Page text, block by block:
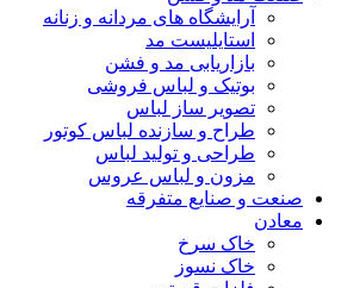
آرایشگاه های مردانه و زنانه
استایلیست مد
بازاریابی مد و فشن
بوتیک و لباس فروشی
تصویر ساز لباس
طراح و سازنده لباس کوتور
طراحی و تولید لباس
مزون و لباس عروس
صنعت و صنایع متفرقه
معادن
خاک سرخ
خاک نسوز